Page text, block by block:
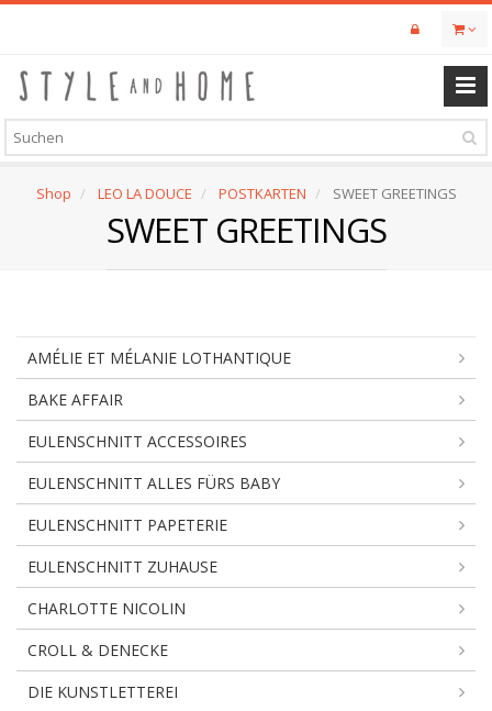
Skip
content
Shop LEO LA DOUCE POSTKARTEN SWEET GREETINGS
SWEET GREETINGS
AMÉLIE ET MÉLANIE LOTHANTIQUE
BAKE AFFAIR
EULENSCHNITT ACCESSOIRES
EULENSCHNITT ALLES FÜRS BABY
EULENSCHNITT PAPETERIE
EULENSCHNITT ZUHAUSE
CHARLOTTE NICOLIN
CROLL & DENECKE
DIE KUNSTLETTEREI